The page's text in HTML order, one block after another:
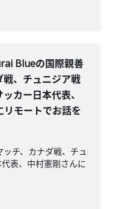
Blueの国際親善
戦、チュニジア戦
カー日本代表、
リモートでお話を
チ、カナダ戦、チュ
表、中村憲剛さんに